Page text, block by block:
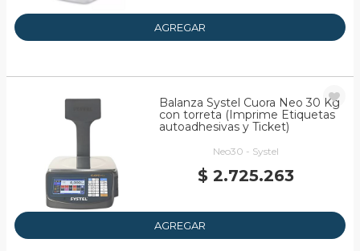
AGREGAR
Balanza Systel Cuora Neo 30 Kg
con torreta (Imprime Etiquetas
autoadhesivas y Ticket)
Neo30 - Systel
$ 2.725.263
AGREGAR